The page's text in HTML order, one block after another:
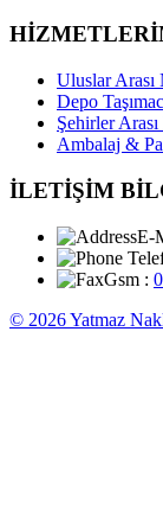
Uluslar Arası
Depo
Şehirler
Ambalaj &
İLETİŞİM
E-
Gsm :
© 2026 Yatmaz